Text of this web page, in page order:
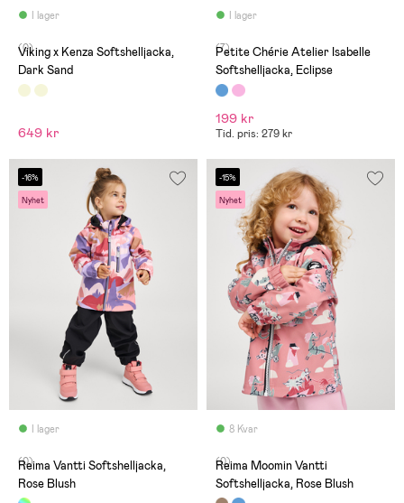
I lager
(0)
Viking x Kenza Softshelljacka,
Dark Sand
649 kr
I lager
(7)
Petite Chérie Atelier Isabelle
Softshelljacka, Eclipse
199 kr
Tid. pris: 279 kr
-16%
Nyhet
I lager
(0)
Reima Vantti Softshelljacka,
Rose Blush
-15%
Nyhet
8 Kvar
(0)
Reima Moomin Vantti
Softshelljacka, Rose Blush